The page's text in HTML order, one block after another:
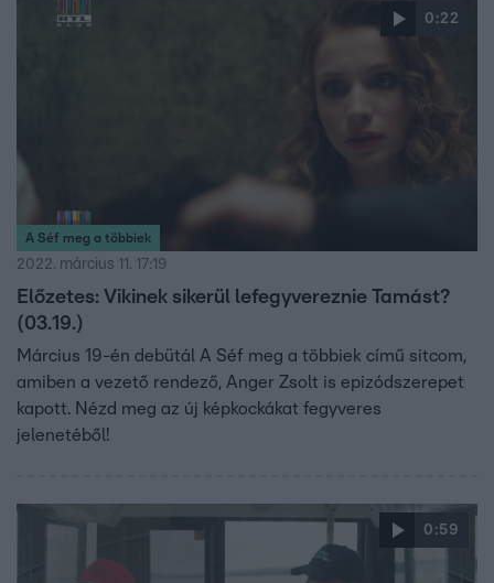
0:22
A Séf meg a többiek
2022. március 11. 17:19
Előzetes: Vikinek sikerül lefegyvereznie Tamást?
(03.19.)
Március 19-én debütál A Séf meg a többiek című sitcom,
amiben a vezető rendező, Anger Zsolt is epizódszerepet
kapott. Nézd meg az új képkockákat fegyveres
jelenetéből!
0:59